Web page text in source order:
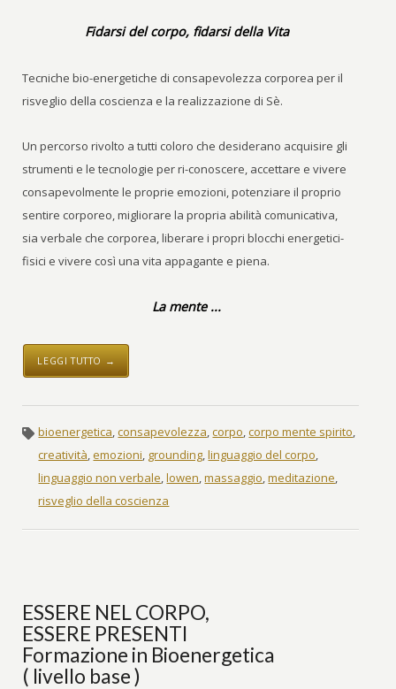
Fidarsi del corpo, fidarsi della Vita
Tecniche bio-energetiche di consapevolezza corporea per il
risveglio della coscienza e la realizzazione di Sè.
Un percorso rivolto a tutti coloro che desiderano acquisire gli
strumenti e le tecnologie per ri-conoscere, accettare e vivere
consapevolmente le proprie emozioni, potenziare il proprio
sentire corporeo, migliorare la propria abilità comunicativa,
sia verbale che corporea, liberare i propri blocchi energetici-
fisici e vivere così una vita appagante e piena.
La mente ...
LEGGI TUTTO →
bioenergetica,consapevolezza,corpo,corpo mente spirito,
creatività,emozioni, grounding,linguaggio del corpo,
linguaggio non verbale,lowen,massaggio,meditazione,
risveglio della coscienza
ESSERE NEL CORPO,
ESSERE PRESENTI
Formazione in Bioenergetica
( livello base )